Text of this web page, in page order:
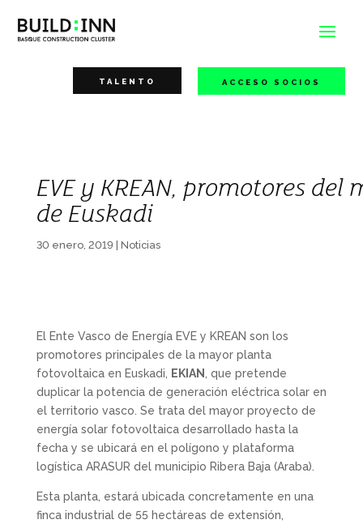
TALENTO ACCESO SOCIOS
EVE y KREAN, promotores
de Euskadi
30 enero, 2019 Noticias
El Ente Vasco de Energía EVE y KREAN son los
promotores principales de la mayor planta
fotovoltaica en Euskadi,
EKIAN
, que pretende
duplicar la potencia de generación eléctrica solar en
el territorio vasco. Se trata del mayor proyecto de
energía solar fotovoltaica desarrollado hasta la
fecha y se ubicará en el polígono y plataforma
logística ARASUR del municipio Ribera Baja (Araba).
Esta planta, estará ubicada concretamente en una
finca industrial de 55 hectáreas de extensión,